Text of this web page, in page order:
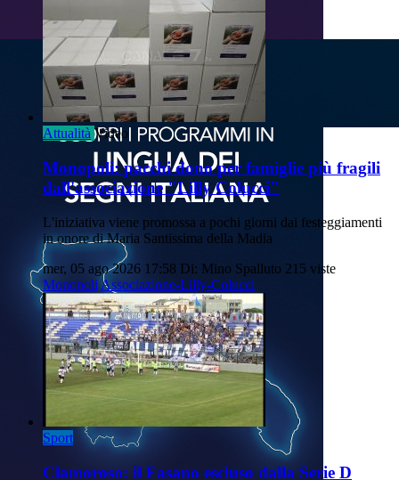
Attualità Video
Monopoli: pacchi dono per famiglie più fragili
dall'associazione "Lilly Colucci"
L'iniziativa viene promossa a pochi giorni dai festeggiamenti
in onore di Maria Santissima della Madia
mer, 05 ago 2026 17:58 Di: Mino Spalluto 215 viste
Monopoli Associazione-Lilly-Colucci
Sport
Clamoroso: il Fasano escluso dalla Serie D